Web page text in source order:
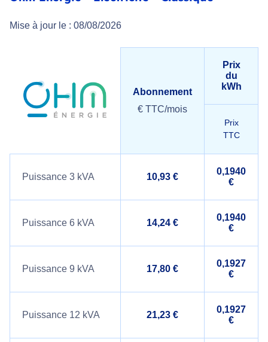
Mise à jour le : 08/08/2026
Abonnement
€ TTC/mois
Prix
du
kWh
Prix
TTC
Puissance 3 kVA 10,93 €
0,1940
€
Puissance 6 kVA 14,24 €
0,1940
€
Puissance 9 kVA 17,80 €
0,1927
€
Puissance 12 kVA 21,23 €
0,1927
€